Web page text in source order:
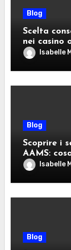
Blog
Scelta
nei casino
Isabelle
Blog
Scoprire i
AAMS:
Isabelle
Blog